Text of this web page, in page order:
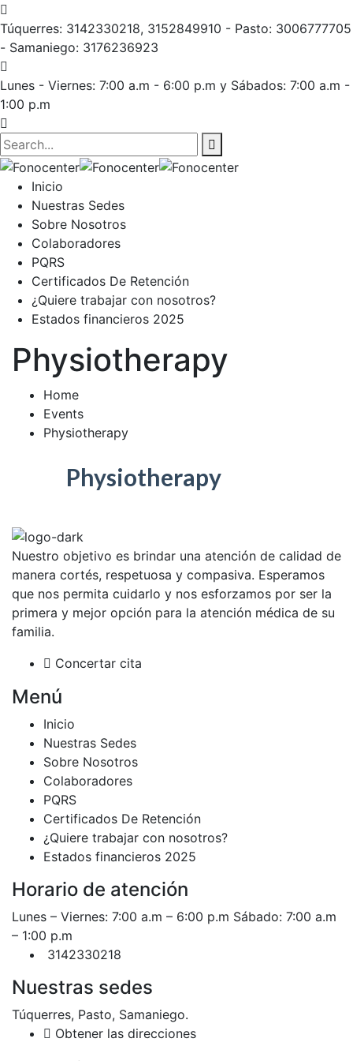
Túquerres: 3142330218, 3152849910 - Pasto: 3006777705
- Samaniego: 3176236923
Lunes - Viernes: 7:00 a.m - 6:00 p.m y Sábados: 7:00 a.m -
1:00 p.m
Inicio
Nuestras Sedes
Sobre Nosotros
Colaboradores
PQRS
Certificados De Retención
¿Quiere trabajar con nosotros?
Estados financieros 2025
Physiotherapy
Home
Events
Physiotherapy
Physiotherapy
Nuestro objetivo es brindar una atención de calidad de
manera cortés, respetuosa y compasiva. Esperamos
que nos permita cuidarlo y nos esforzamos por ser la
primera y mejor opción para la atención médica de su
familia.
Concertar cita
Menú
Inicio
Nuestras Sedes
Sobre Nosotros
Colaboradores
PQRS
Certificados De Retención
¿Quiere trabajar con nosotros?
Estados financieros 2025
Horario de atención
Lunes – Viernes: 7:00 a.m – 6:00 p.m Sábado: 7:00 a.m
– 1:00 p.m
3142330218
Nuestras sedes
Túquerres, Pasto, Samaniego.
Obtener las direcciones